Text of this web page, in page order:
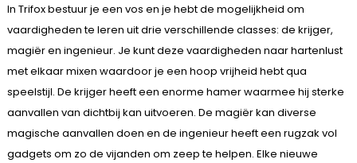
In Trifox bestuur je een vos en je hebt de mogelijkheid om
vaardigheden te leren uit drie verschillende classes: de krijger,
magiër en ingenieur. Je kunt deze vaardigheden naar hartenlust
met elkaar mixen waardoor je een hoop vrijheid hebt qua
speelstijl. De krijger heeft een enorme hamer waarmee hij sterke
aanvallen van dichtbij kan uitvoeren. De magiër kan diverse
magische aanvallen doen en de ingenieur heeft een rugzak vol
gadgets om zo de vijanden om zeep te helpen. Elke nieuwe